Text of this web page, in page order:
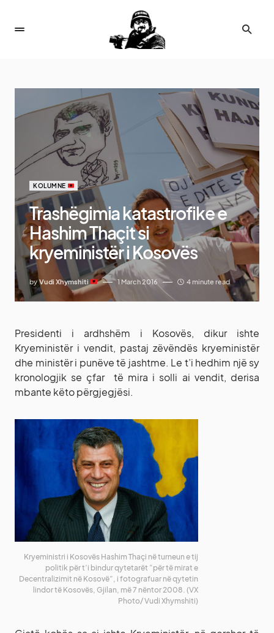
KOLUMNE
Trashëgimia katastrofike e
Hashim Thaçit si
kryeministër i Kosovës
by Vudi Xhymshiti 1 March 2016 4 minute read
Presidenti i ardhshëm i Kosovës, dikur ishte
Kryeministër i vendit, pastaj zëvëndës kryeministër
dhe ministër i punëve të jashtme. Le t’i hedhim një sy
kronologjik se çfar të mira i solli ai vendit, derisa
mbante këto përgjegjësi.
Kryeministri i Kosovës Hashim Thaçi në turneun e tij
politik për t’i bindur qytetarët “për të mirat e
Decentralizimit në Kosovë”, i fotografuar në qytetin
lindor të Kosovës, Gjilan, më 7 nëntor 2008. (VX
Photo/ Vudi Xhymshiti)